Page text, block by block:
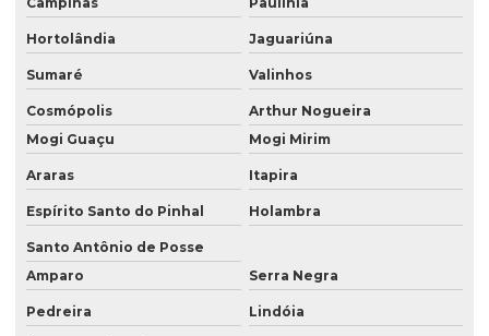
Empresa de reforma e construção
Empresa de reforma residencial
Empresa de reforma são paulo
Empresas de construção em Campinas
Empresas de construção civil e reformas
Empresas de construção e montagem industrial
Empresas de construção predial
Empresas de estruturas metalicas sp
Hortolândia Jaguariúna
Sumaré Valinhos
Cosmópolis
Arthur Nogueira
Mogi Guaçu
Mogi Mirim
Araras Itapira
Espírito Santo do Pinhal Holambra
Santo Antônio de Posse
Amparo
Serra Negra
Pedreira Lindóia